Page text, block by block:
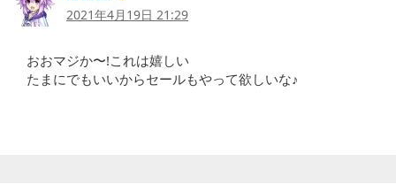
2021年4月19日 21:29
おおマジか〜!これは嬉しい
たまにでもいいからセールもやって欲しいな♪